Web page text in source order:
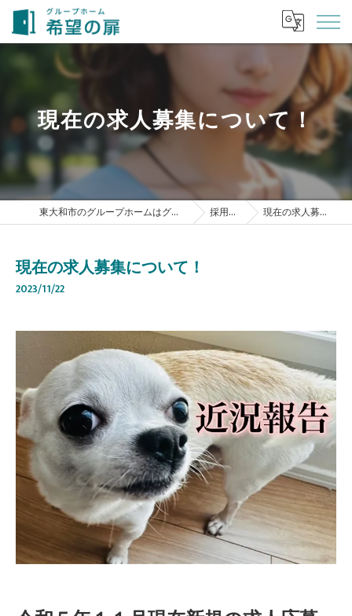
現在の求人募集について！
東大和市のグループホームはグループホーム 希望の扉 採用ブログ 現在の求人募集について！
現在の求人募集について！
2023/11/22